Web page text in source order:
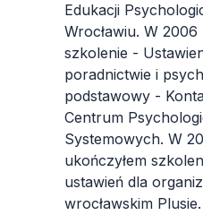
Edukacji
Wrocławiu. W
szkolenie -
poradnictwie i
podstawowy -
Centrum
Systemowych. W
ukończyłem
ustawień dla
wrocławskim